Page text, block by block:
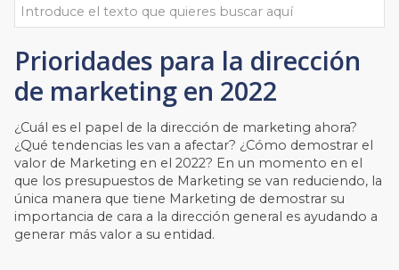
Prioridades para la dirección
de marketing en 2022
¿Cuál es el papel de la dirección de marketing ahora?
¿Qué tendencias les van a afectar? ¿Cómo demostrar el
valor de Marketing en el 2022? En un momento en el
que los presupuestos de Marketing se van reduciendo, la
única manera que tiene Marketing de demostrar su
importancia de cara a la dirección general es ayudando a
generar más valor a su entidad.